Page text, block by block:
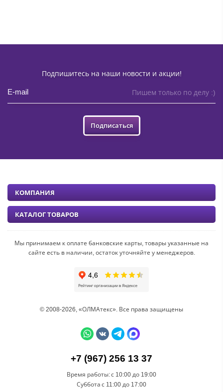
Подпишитесь на наши новости и акции!
Пишем только по делу :)
Подписаться
Мы принимаем к оплате банковские карты, товары указанные на
сайте есть в наличии, остаток уточняйте у менеджеров.
© 2008-2026, «ОЛМАтекс». Все права защищены
КОМПАНИЯ
КАТАЛОГ ТОВАРОВ
+7 (967) 256 13 37
Время работы:с 10:00 до 19:00
Субботас 11:00 до 17:00